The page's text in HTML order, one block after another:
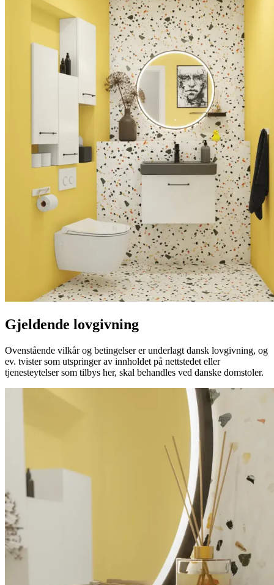
Gjeldende lovgivning
Ovenstående vilkår og betingelser er underlagt dansk lovgivning, og
ev. tvister som utspringer av innholdet på nettstedet eller
tjenesteytelser som tilbys her, skal behandles ved danske domstoler.